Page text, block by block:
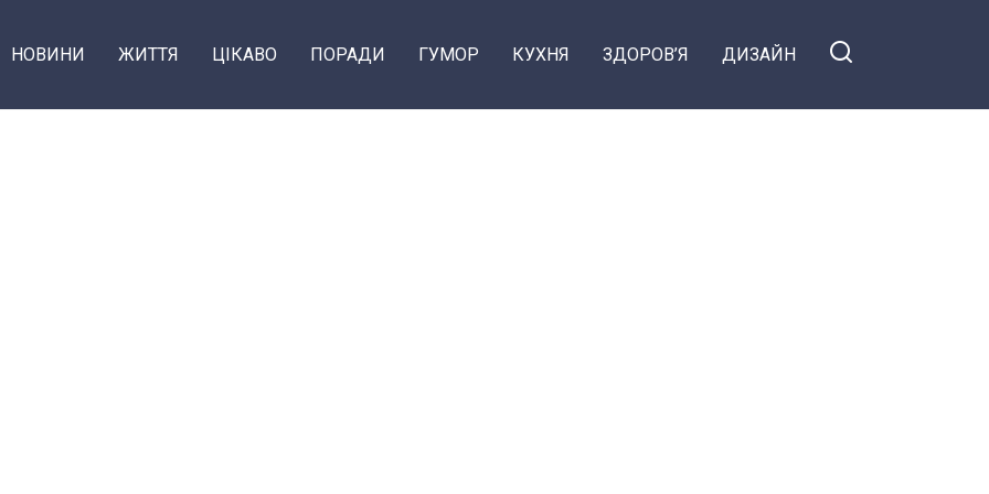
НОВИНИ ЖИТТЯ ЦІКАВО ПОРАДИ ГУМОР КУХНЯ ЗДОРОВ’Я ДИЗАЙН